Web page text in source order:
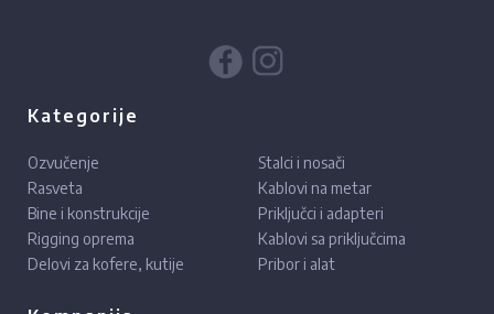
Kategorije
Ozvučenje
Rasveta
Bine i konstrukcije
Rigging oprema
Delovi za kofere, kutije
Stalci i nosači
Kablovi na metar
Priključci i adapteri
Kablovi sa priključcima
Pribor i alat